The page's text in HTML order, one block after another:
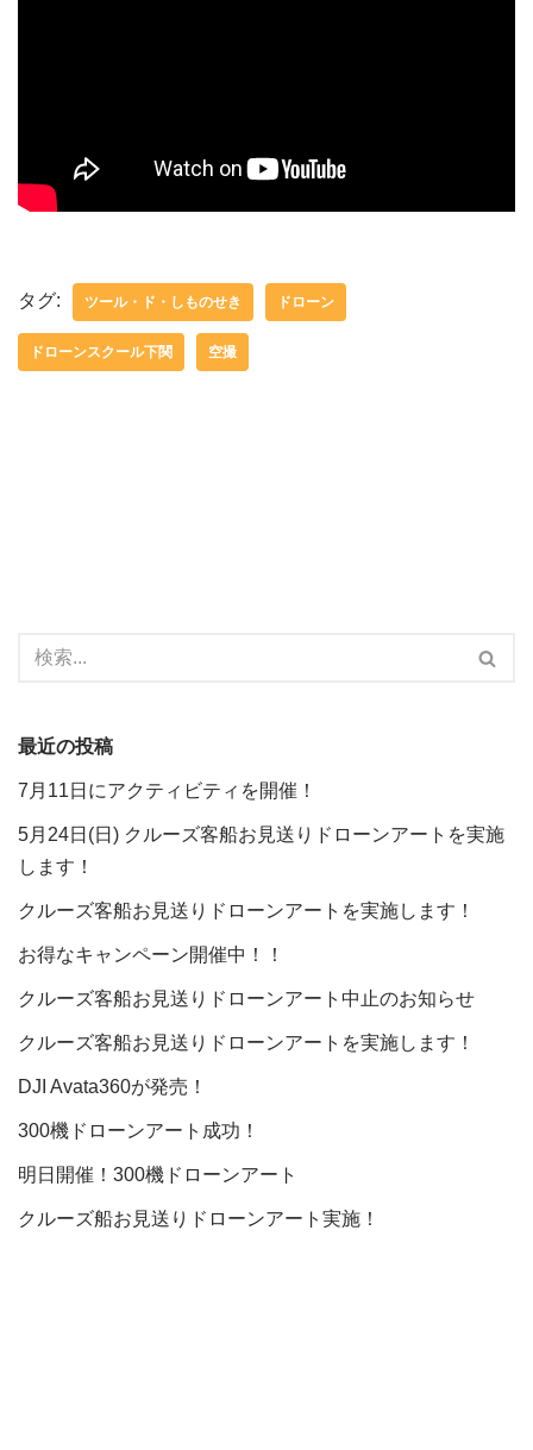
タグ: ツール・ド・しものせき ドローン
ドローンスクール下関 空撮
最近の投稿
7月11日にアクティビティを開催！
5月24日(日) クルーズ客船お見送りドローンアートを実施
します！
クルーズ客船お見送りドローンアートを実施します！
お得なキャンペーン開催中！！
クルーズ客船お見送りドローンアート中止のお知らせ
クルーズ客船お見送りドローンアートを実施します！
DJI Avata360が発売！
300機ドローンアート成功！
明日開催！300機ドローンアート
クルーズ船お見送りドローンアート実施！